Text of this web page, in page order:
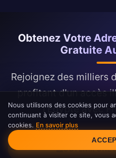
Obtenez Votre
Gratuite
Rejoignez des milliers
profitant d'un accès
l'Égypte avec
OBTENIR UNE
Consentement aux
Nous utilisons des cookies pour
continuant à visiter ce site, vous
cookies. En savoir plus